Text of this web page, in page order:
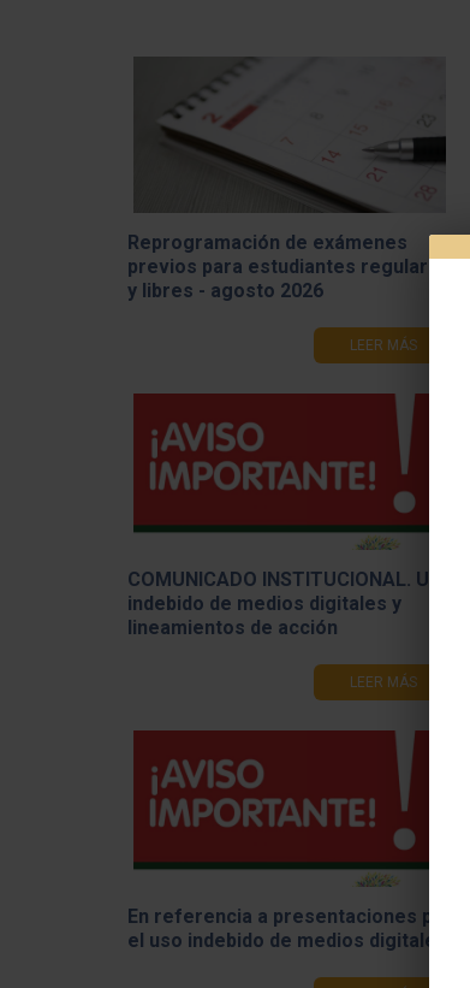
Reprogramación de exámenes
previos para estudiantes regulares
y libres - agosto 2026
LEER MÁS
COMUNICADO INSTITUCIONAL. ​Uso
indebido de medios digitales y
lineamientos de acción
LEER MÁS
En referencia a presentaciones por
el uso indebido de medios digitales